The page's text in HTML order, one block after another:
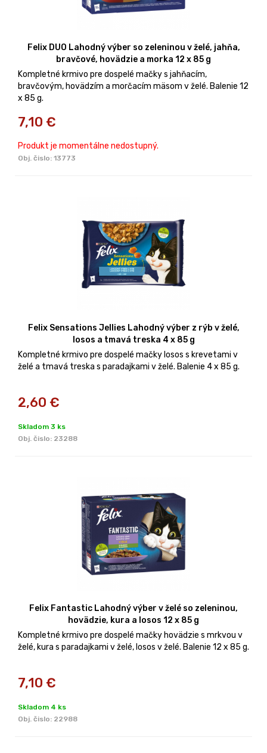
Felix DUO Lahodný výber so zeleninou v želé, jahňa,
bravčové, hovädzie a morka 12 x 85 g
Kompletné krmivo pre dospelé mačky s jahňacím,
bravčovým, hovädzím a morčacím mäsom v želé. Balenie 12
x 85 g.
7,10 €
Produkt je momentálne nedostupný.
Obj. čislo: 13773
Felix Sensations Jellies Lahodný výber z rýb v želé,
losos a tmavá treska 4 x 85 g
Kompletné krmivo pre dospelé mačky losos s krevetami v
želé a tmavá treska s paradajkami v želé. Balenie 4 x 85 g.
2,60 €
Skladom 3 ks
Obj. čislo: 23288
Felix Fantastic Lahodný výber v želé so zeleninou,
hovädzie, kura a losos 12 x 85 g
Kompletné krmivo pre dospelé mačky hovädzie s mrkvou v
želé, kura s paradajkami v želé, losos v želé. Balenie 12 x 85 g.
7,10 €
Skladom 4 ks
Obj. čislo: 22988